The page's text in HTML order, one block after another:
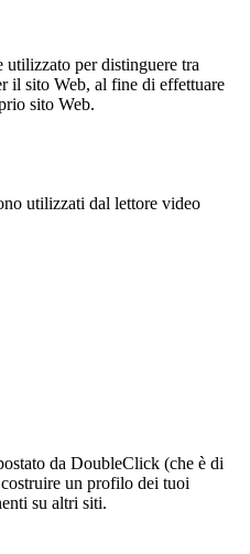
utilizzato per distinguere tra
il sito Web, al fine di effettuare
sito Web.
utilizzati dal lettore video
da DoubleClick (che è di
un profilo dei tuoi
su altri siti.